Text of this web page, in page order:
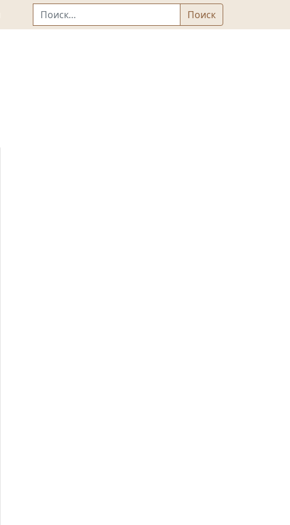
Найти: Поиск